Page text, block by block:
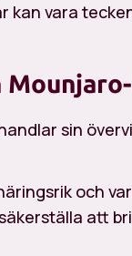
vara
sin
och
att